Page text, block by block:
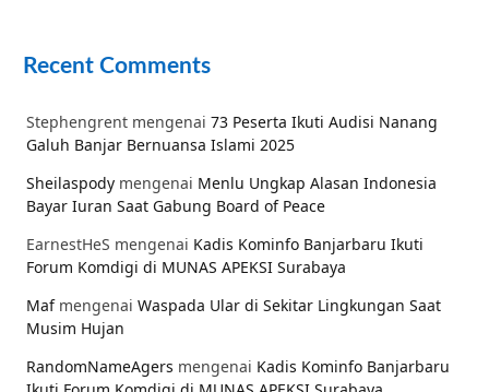
Recent Comments
Stephengrent mengenai 73 Peserta Ikuti Audisi Nanang
Galuh Banjar Bernuansa Islami 2025
Sheilaspody mengenai Menlu Ungkap Alasan Indonesia
Bayar Iuran Saat Gabung Board of Peace
EarnestHeS mengenai Kadis Kominfo Banjarbaru Ikuti
Forum Komdigi di MUNAS APEKSI Surabaya
Mafmengenai Waspada Ular di Sekitar Lingkungan Saat
Musim Hujan
RandomNameAgers mengenai Kadis Kominfo Banjarbaru